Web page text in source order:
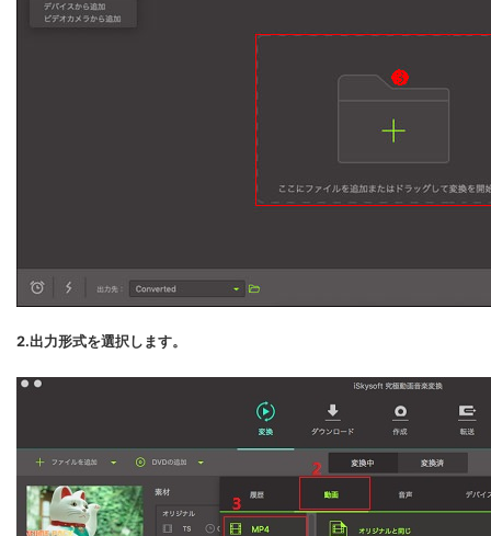
2.出力形式を選択します。